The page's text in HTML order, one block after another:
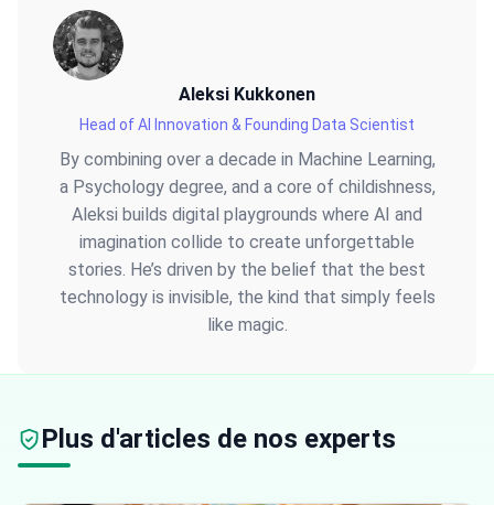
Aleksi Kukkonen
Head of AI Innovation & Founding Data Scientist
By combining over a decade in Machine Learning,
a Psychology degree, and a core of childishness,
Aleksi builds digital playgrounds where AI and
imagination collide to create unforgettable
stories. He’s driven by the belief that the best
technology is invisible, the kind that simply feels
like magic.
Plus d'articles de nos experts